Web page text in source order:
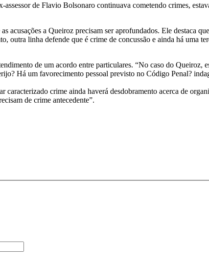
de Flavio Bolsonaro continuava cometendo crimes,
a Queiroz precisam ser aprofundados. Ele destaca
outra linha defende que é crime de concussão e ainda há uma
de um acordo entre particulares. “No caso do Queiroz,
Há um favorecimento pessoal previsto no Código Penal?
crime ainda haverá desdobramento acerca de
de crime antecedente”.